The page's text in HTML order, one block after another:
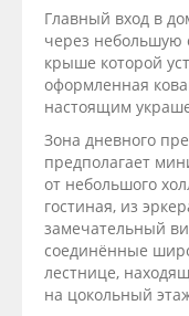
Главный вход в
через небольшую
крыше которой
оформленная
настоящим
Зона дневного
предполагает
от небольшого
гостиная, из
замечательный
соединённые
лестнице,
на цокольный